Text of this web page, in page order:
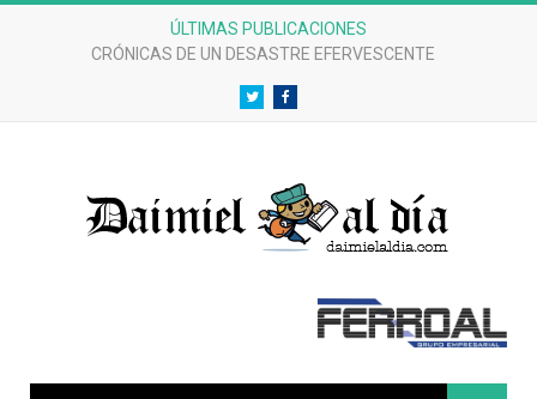
ÚLTIMAS PUBLICACIONES
CRÓNICAS DE UN DESASTRE EFERVESCENTE
TwitterFacebook